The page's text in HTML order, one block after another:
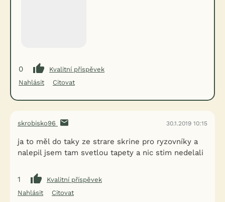
0
Kvalitní příspěvek
Nahlásit
Citovat
skrobisko96 30.1.2019 10:15
ja to měl do taky ze strare skrine pro ryzovníky a
nalepil jsem tam svetlou tapety a nic stim nedelali
1
Kvalitní příspěvek
Nahlásit
Citovat